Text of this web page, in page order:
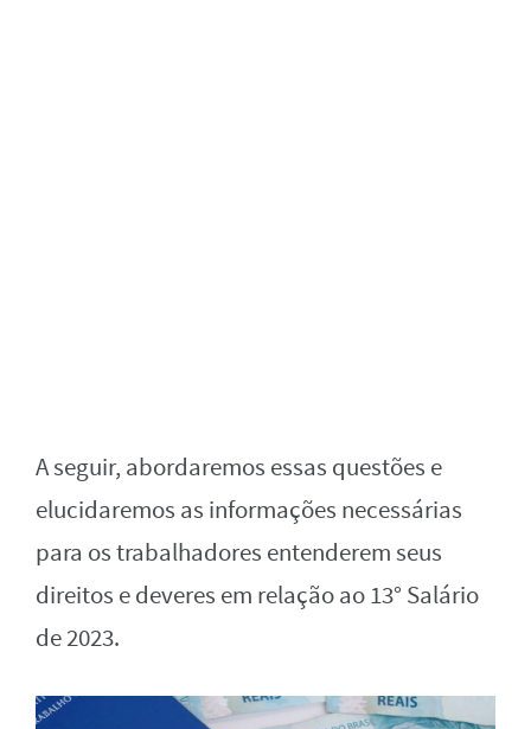
A seguir, abordaremos essas questões e
elucidaremos as informações necessárias
para os trabalhadores entenderem seus
direitos e deveres em relação ao 13° Salário
de 2023.